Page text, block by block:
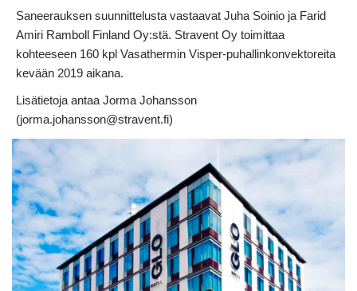
Saneerauksen suunnittelusta vastaavat Juha Soinio ja Farid
Amiri Ramboll Finland Oy:stä. Stravent Oy toimittaa
kohteeseen 160 kpl Vasathermin Visper-puhallinkonvektoreita
kevään 2019 aikana.
Lisätietoja antaa Jorma Johansson
(jorma.johansson@stravent.fi)